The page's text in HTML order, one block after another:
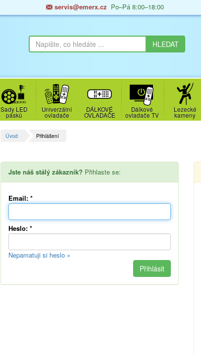
servis@emerx.cz Po–Pá 8:00–18:00
Sady LED
pásků
Univerzální
ovladače
DÁLKOVÉ
OVLADAČE
Dálkové
ovladače TV
Lezecké
kameny
Úvod Přihlášení
Jste náš stálý zákazník? Přihlaste se:
Email: *
Heslo: *
Nepamatuji si heslo »